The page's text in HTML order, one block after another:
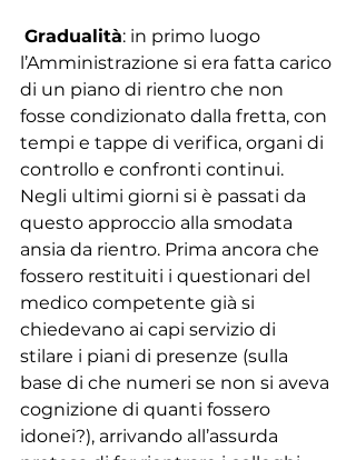
Gradualità: in primo luogo
l’Amministrazione si era fatta carico
di un piano di rientro che non
fosse condizionato dalla fretta, con
tempi e tappe di verifica, organi di
controllo e confronti continui.
Negli ultimi giorni si è passati da
questo approccio alla smodata
ansia da rientro. Prima ancora che
fossero restituiti i questionari del
medico competente già si
chiedevano ai capi servizio di
stilare i piani di presenze (sulla
base di che numeri se non si aveva
cognizione di quanti fossero
idonei?), arrivando all’assurda